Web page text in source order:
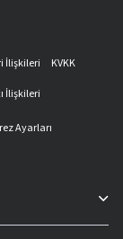
İlişkileri
KVKK
İlişkileri
Ayarları